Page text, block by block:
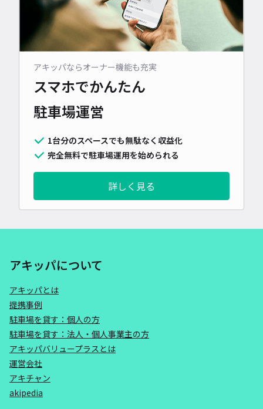
アキッパならオーナー機能も充実
スマホでかんたん
駐車場運営
1台分のスペースでも無駄なく収益化
完全無料で駐車場運用を始められる
詳しく見る
アキッパについて
アキッパとは
提携事例
駐車場を貸す：個人の方
駐車場を貸す：法人・個人事業主の方
アキッパバリュープラスとは
運営会社
アキチャン
akipedia